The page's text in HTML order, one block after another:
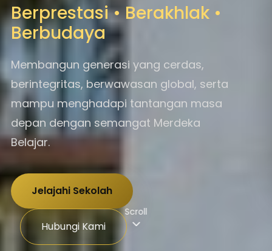
Berprestasi • Berakhlak •
Berbudaya
Membangun generasi yang cerdas,
berintegritas, berwawasan global, serta
mampu menghadapi tantangan masa
depan dengan semangat Merdeka
Belajar.
Jelajahi Sekolah
Hubungi Kami
Scroll